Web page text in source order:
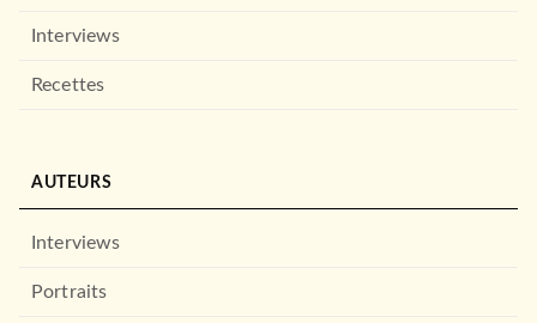
Interviews
Recettes
AUTEURS
Interviews
Portraits